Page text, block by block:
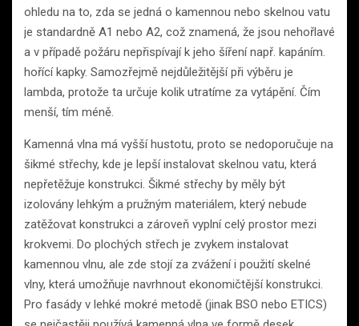
ohledu na to, zda se jedná o kamennou nebo skelnou vatu
je standardně A1 nebo A2, což znamená, že jsou nehořlavé
a v případě požáru nepřispívají k jeho šíření např. kapáním.
hořící kapky. Samozřejmě nejdůležitější při výběru je
lambda, protože ta určuje kolik utratíme za vytápění. Čím
menší, tím méně.
Kamenná vlna má vyšší hustotu, proto se nedoporučuje na
šikmé střechy, kde je lepší instalovat skelnou vatu, která
nepřetěžuje konstrukci. Šikmé střechy by měly být
izolovány lehkým a pružným materiálem, který nebude
zatěžovat konstrukci a zároveň vyplní celý prostor mezi
krokvemi. Do plochých střech je zvykem instalovat
kamennou vlnu, ale zde stojí za zvážení i použití skelné
vlny, která umožňuje navrhnout ekonomičtější konstrukci.
Pro fasády v lehké mokré metodě (jinak BSO nebo ETICS)